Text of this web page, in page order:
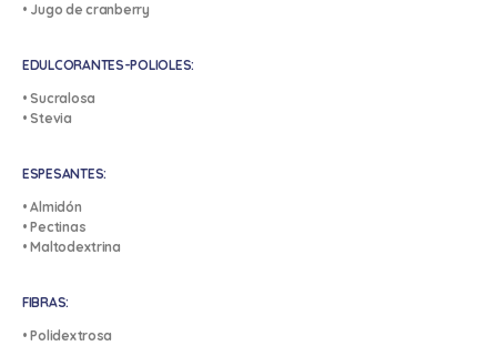
• Jugo de cranberry
EDULCORANTES-POLIOLES:
• Sucralosa
• Stevia
ESPESANTES:
• Almidón
• Pectinas
• Maltodextrina
FIBRAS:
• Polidextrosa